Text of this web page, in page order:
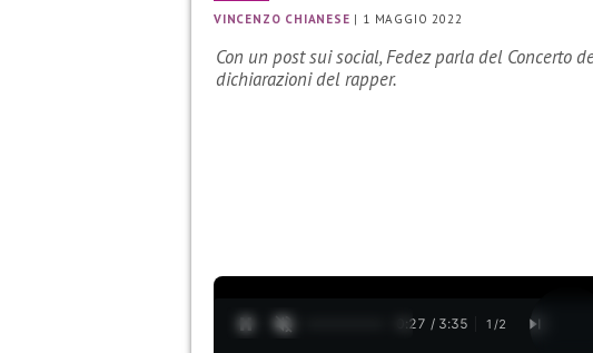
VINCENZO CHIANESE | 1 MAGGIO 2022
Con un post sui social, Fedez parla del Concerto
dichiarazioni del rapper.
0:28 / 3:35 1 /2